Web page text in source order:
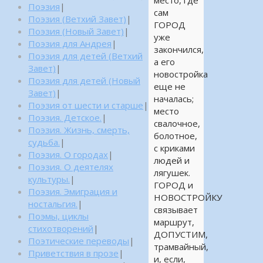
сам
ГОРОД
уже
закончился,
а его
новостройка
еще не
началась;
место
свалочное,
болотное,
с криками
людей и
лягушек.
ГОРОД и
НОВОСТРОЙКУ
связывает
маршрут,
ДОПУСТИМ,
трамвайный,
и, если,
Поэзия |
Поэзия (Ветхий Завет) |
Поэзия (Новый Завет) |
Поэзия для Андрея |
Поэзия для детей (Ветхий
Завет) |
Поэзия для детей (Новый
Завет) |
Поэзия от шести и старше |
Поэзия. Детское. |
Поэзия. Жизнь, смерть,
судьба. |
Поэзия. О городах |
Поэзия. О деятелях
культуры. |
Поэзия. Эмиграция и
ностальгия. |
Поэмы, циклы
стихотворений |
Поэтические переводы |
Приветствия в прозе |